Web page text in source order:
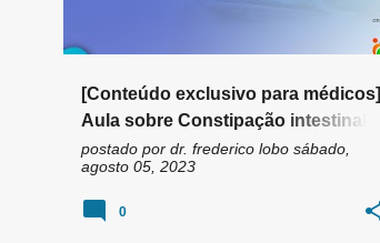
[Conteúdo exclusivo para médicos]
Aula sobre Constipação intestinal
com a Dra. Beth Hong
postado por dr. frederico lobo sábado,
agosto 05, 2023
0